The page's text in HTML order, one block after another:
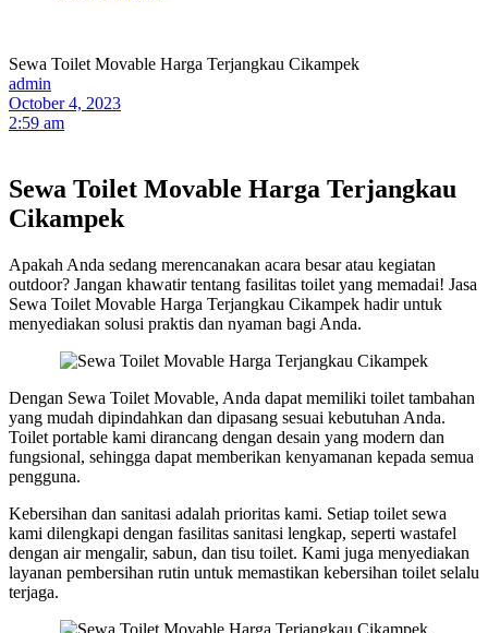
Sewa Toilet Movable Harga Terjangkau Cikampek
admin
October 4, 2023
2:59 am
Sewa Toilet Movable Harga Terjangkau
Cikampek
Apakah Anda sedang merencanakan acara besar atau kegiatan
outdoor? Jangan khawatir tentang fasilitas toilet yang memadai! Jasa
Sewa Toilet Movable Harga Terjangkau Cikampek hadir untuk
menyediakan solusi praktis dan nyaman bagi Anda.
Dengan Sewa Toilet Movable, Anda dapat memiliki toilet tambahan
yang mudah dipindahkan dan dipasang sesuai kebutuhan Anda.
Toilet portable kami dirancang dengan desain yang modern dan
fungsional, sehingga dapat memberikan kenyamanan kepada semua
pengguna.
Kebersihan dan sanitasi adalah prioritas kami. Setiap toilet sewa
kami dilengkapi dengan fasilitas sanitasi lengkap, seperti wastafel
dengan air mengalir, sabun, dan tisu toilet. Kami juga menyediakan
layanan pembersihan rutin untuk memastikan kebersihan toilet selalu
terjaga.